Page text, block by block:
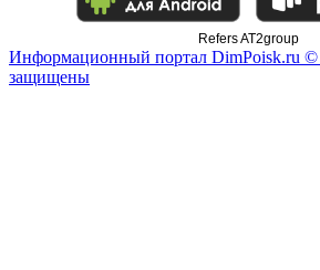
Refers AT2group
Информационный портал DimPoisk.ru ©
защищены